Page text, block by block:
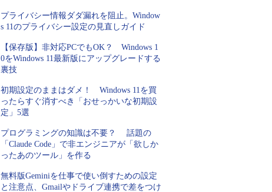
プライバシー情報ダダ漏れを阻止。Window
s 11のプライバシー設定の見直しガイド
【保存版】非対応PCでもOK？ Windows 1
0をWindows 11最新版にアップグレードする
裏技
初期設定のままはダメ！ Windows 11を買
ったらすぐ消すべき「おせっかいな初期設
定」5選
プログラミングの知識は不要？ 話題の
「Claude Code」で非エンジニアが「欲しか
ったあのツール」を作る
無料版Geminiを仕事で使い倒すための設定
と注意点、Gmailやドライブ連携で差をつけ